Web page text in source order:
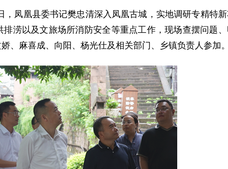
，凤凰县委书记樊忠清深入凤凰古城，实地调研专精特
涝以及文旅场所消防安全等重点工作，现场查摆问题
、麻喜成、向阳、杨光仕及相关部门、乡镇负责人参加